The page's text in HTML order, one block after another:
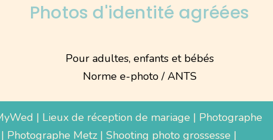
Photos d'identité agréées
Pour adultes, enfants et bébés
Norme e-photo / ANTS
| Lieux de réception de mariage | Photographe
| Photographe Metz | Shooting photo grossesse |